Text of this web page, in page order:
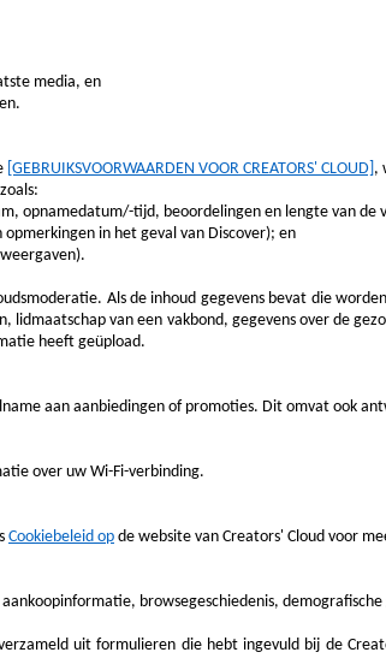
media, en
[GEBRUIKSVOORWAARDEN VOOR CREATORS' CLOUD] ,
opnamedatum/-tijd, beoordelingen en lengte van de
in het geval van Discover); en
Als de inhoud gegevens bevat die
van een vakbond, gegevens over de
heeft geüpload.
aan aanbiedingen of promoties. Dit omvat ook
over uw Wi-Fi-verbinding.
Cookiebeleid op de website van Creators' Cloud voor
browsegeschiedenis,
uit formulieren die hebt ingevuld bij de